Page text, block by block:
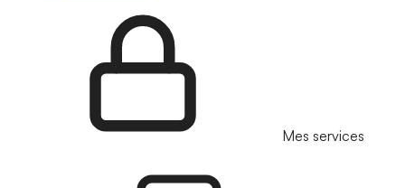
Mes services